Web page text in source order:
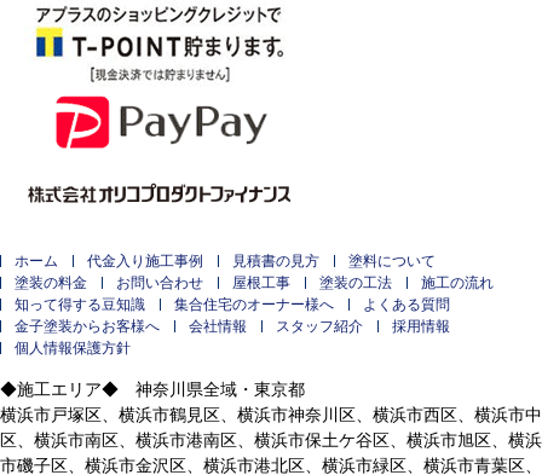
ホーム 代金入り施工事例 見積書の見方
塗料について
塗装の料金
お問い合わせ 屋根工事 塗装の工法
施工の流れ
知って得する豆知識
集合住宅のオーナー様へ
よくある質問
金子塗装からお客様へ
会社情報 スタッフ紹介
採用情報
個人情報保護方針
◆施工エリア◆ 神奈川県全域・東京都
横浜市戸塚区、横浜市鶴見区、横浜市神奈川区、横浜市西区、横浜市中
区、横浜市南区、横浜市港南区、横浜市保土ケ谷区、横浜市旭区、横浜
市磯子区、横浜市金沢区、横浜市港北区、横浜市緑区、横浜市青葉区、